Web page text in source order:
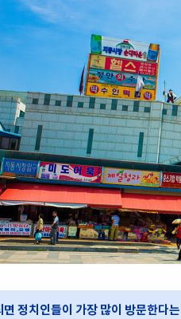
정치인들이 가장 많이 방문한다